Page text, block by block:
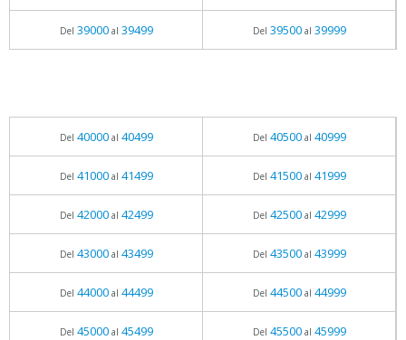
Del 39000al 39499 Del 39500al 39999
Del 40000al 40499 Del 40500al 40999
Del 41000al 41499 Del 41500al 41999
Del 42000al 42499 Del 42500al 42999
Del 43000al 43499 Del 43500al 43999
Del 44000al 44499 Del 44500al 44999
Del 45000al 45499 Del 45500al 45999